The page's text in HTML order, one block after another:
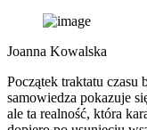
Joanna Kowalska
Początek traktatu
samowiedza pokazuje
ale ta realność, która